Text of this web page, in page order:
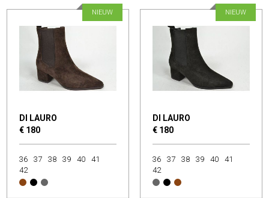
DI LAURO
€ 180
NIEUW
36 37 38 39 40
41
42
DI LAURO
€ 180
NIEUW
36 37 38 39 40
41
42